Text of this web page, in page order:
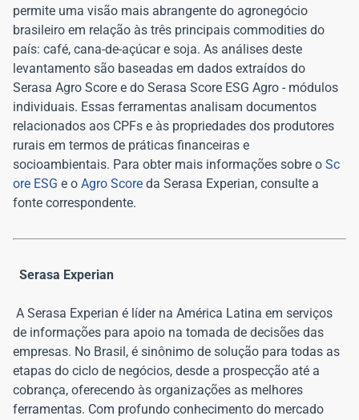
permite uma visão mais abrangente do agronegócio
brasileiro em relação às três principais commodities do
país: café, cana-de-açúcar e soja. As análises deste
levantamento são baseadas em dados extraídos do
Serasa Agro Score e do Serasa Score ESG Agro - módulos
individuais. Essas ferramentas analisam documentos
relacionados aos CPFs e às propriedades dos produtores
rurais em termos de práticas financeiras e
socioambientais. Para obter mais informações sobre o Sc
ore ESG e o Agro Score da Serasa Experian, consulte a
fonte correspondente.
Serasa Experian
A Serasa Experian é líder na América Latina em serviços
de informações para apoio na tomada de decisões das
empresas. No Brasil, é sinônimo de solução para todas as
etapas do ciclo de negócios, desde a prospecção até a
cobrança, oferecendo às organizações as melhores
ferramentas. Com profundo conhecimento do mercado